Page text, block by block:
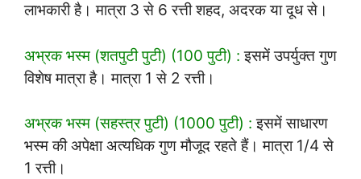
लाभकारी है। मात्रा 3 से 6 रत्ती शहद, अदरक या दूध से।
अभ्रक भस्म (शतपुटी पुटी) (100 पुटी) : इसमें उपर्युक्त गुण
विशेष मात्रा है। मात्रा 1 से 2 रत्ती।
अभ्रक भस्म (सहस्त्र पुटी) (1000 पुटी) : इसमें साधारण
भस्म की अपेक्षा अत्यधिक गुण मौजूद रहते हैं। मात्रा 1/4 से
1 रत्ती।